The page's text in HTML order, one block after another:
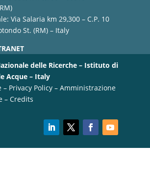
Via Salaria km 29,300 – C.P. 10
St. (RM) – Italy
delle Ricerche – Istituto di
Acque – Italy
– Privacy Policy– Amministrazione
– Credits